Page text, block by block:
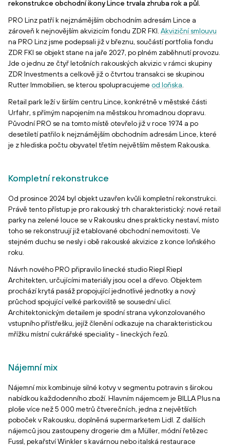
rekonstrukce obchodní ikony Lince trvala zhruba rok a půl.
PRO Linz patří k nejznámějším obchodním adresám Lince a
zároveň k nejnovějším akvizicím fondu ZDR FKI. Akviziční smlouvu
na PRO Linz jsme podepsali již v březnu, součástí portfolia fondu
ZDR FKI se objekt stane na jaře 2027, po plném zaběhnutí provozu.
Jde o jednu ze čtyř letošních rakouských akvizic v rámci skupiny
ZDR Investments a celkově již o čtvrtou transakci se skupinou
Rutter Immobilien, se kterou spolupracujeme od loňska
Retail park leží v širším centru Lince, konkrétně v městské části
Urfahr, s přímým napojením na městskou hromadnou dopravu.
Původní PRO se na tomto místě otevřelo již v roce 1974 a po
desetiletí patřilo k nejznámějším obchodním adresám Lince, které
je z hlediska počtu obyvatel třetím největším městem Rakouska.
Kompletní rekonstrukce
Od prosince 2024 byl objekt uzavřen kvůli kompletní rekonstrukci.
Právě tento přístup je pro rakouský trh charakteristický: nové retail
parky na zelené louce se v Rakousku dnes prakticky nestaví, místo
toho se rekonstruují již etablované obchodní nemovitosti. Ve
stejném duchu se nesly i obě rakouské akvizice z konce loňského
roku.
Návrh nového PRO připravilo linecké studio Riepl Riepl
Architekten, určujícími materiály jsou ocel a dřevo. Objektem
prochází krytá pasáž propojující jednotlivé jednotky a nový
průchod spojující velké parkoviště se sousední ulicí.
Architektonickým detailem je spodní strana vykonzolovaného
vstupního přístřešku, jejíž členění odkazuje na charakteristickou
mřížku místní cukrářské speciality - lineckých řezů.
Nájemní mix
Nájemní mix kombinuje silné kotvy v segmentu potravin s širokou
nabídkou každodenního zboží. Hlavním nájemcem je BILLA Plus na
ploše více než 5 000 metrů čtverečních, jedna z největších
poboček v Rakousku, doplněná supermarketem Lidl. Z dalších
nájemců jsou zastoupeny drogerie dm a Müller, módní řetězec
Fussl, pekařství Winkler s kavárnou nebo italská restaurace